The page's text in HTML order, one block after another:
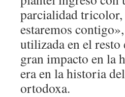
parcialidad tricolor,
estaremos
utilizada en el
gran impacto en la
era en la historia
ortodoxa.